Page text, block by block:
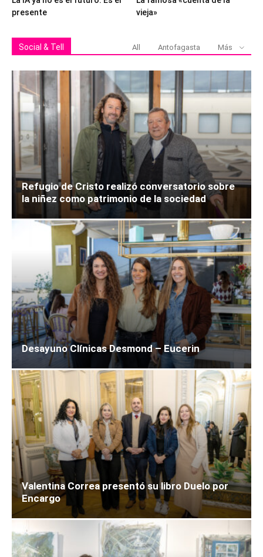
presente
vieja»
Social & Tell All Antofagasta Más
Refugio de Cristo realizó conversatorio sobre
la niñez como patrimonio de la sociedad
Desayuno Clínicas Desmond – Eucerin
Valentina Correa presentó su libro Duelo por
Encargo